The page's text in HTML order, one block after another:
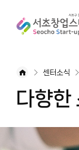
센터소식
다향한